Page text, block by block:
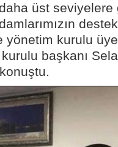
üst seviyelere
yönetim kurulu
başkanı